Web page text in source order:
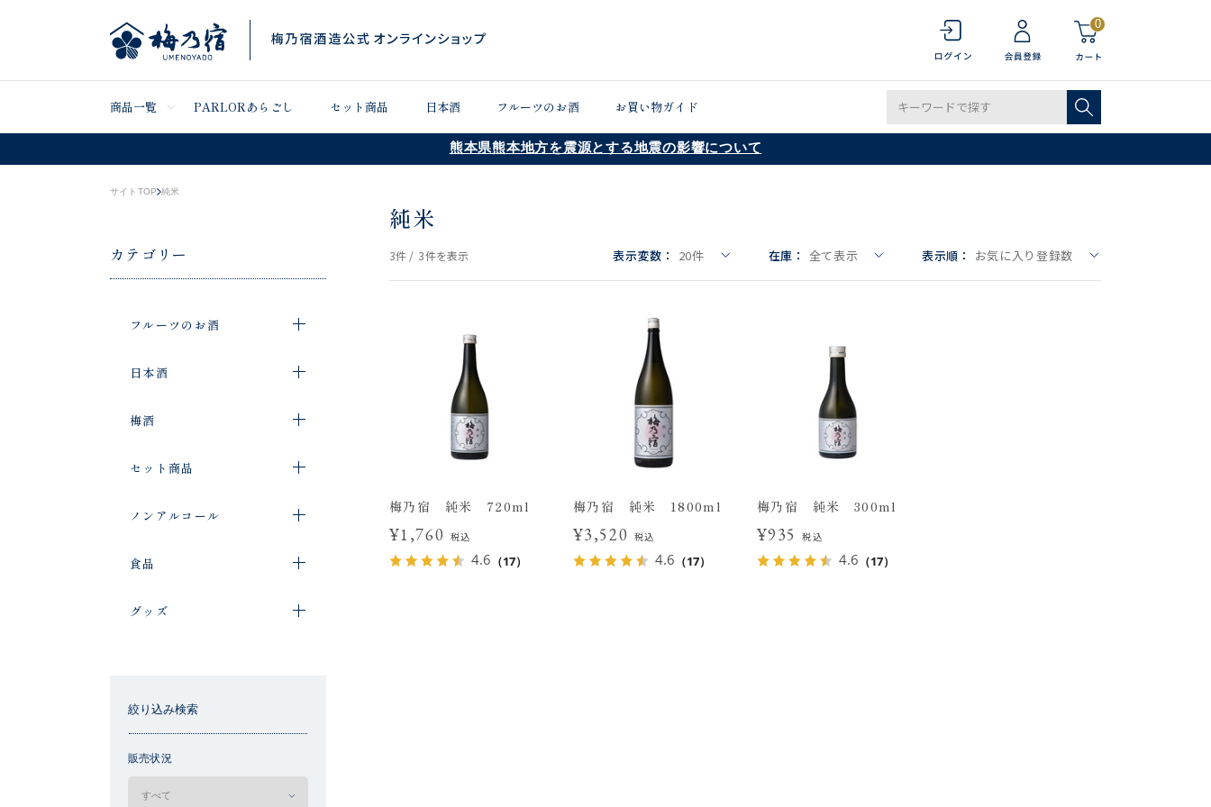
0
商品一覧 PARLORあらごし セット商品 日本酒 フルーツのお酒 お買い物ガイド
熊本県熊本地方を震源とする地震の影響について
サイトTOP 純米
カテゴリー
フルーツのお酒
日本酒
梅酒
セット商品
ノンアルコール
食品
グッズ
絞り込み検索
販売状況
純米
3件 / 3件を表示 表示変数： 20件 在庫： 全て表示 表示順： お気に入り登録数
梅乃宿 純米 720ml
¥1,760 税込
4.6 （17）
梅乃宿 純米 1800ml
¥3,520 税込
4.6 （17）
梅乃宿 純米 300ml
¥935 税込
4.6 （17）